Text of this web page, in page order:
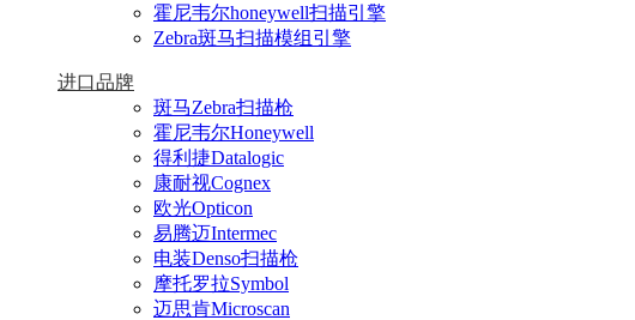
霍尼韦尔honeywell扫描引擎
Zebra斑马扫描模组引擎
进口品牌
斑马Zebra扫描枪
霍尼韦尔Honeywell
得利捷Datalogic
康耐视Cognex
欧光Opticon
易腾迈Intermec
电装Denso扫描枪
摩托罗拉Symbol
迈思肯Microscan